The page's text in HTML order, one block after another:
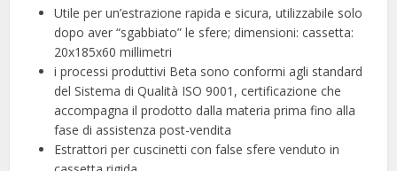
Utile per un’estrazione rapida e sicura, utilizzabile solo
dopo aver “sgabbiato” le sfere; dimensioni: cassetta:
20x185x60 millimetri
i processi produttivi Beta sono conformi agli standard
del Sistema di Qualità ISO 9001, certificazione che
accompagna il prodotto dalla materia prima fino alla
fase di assistenza post-vendita
Estrattori per cuscinetti con false sfere venduto in